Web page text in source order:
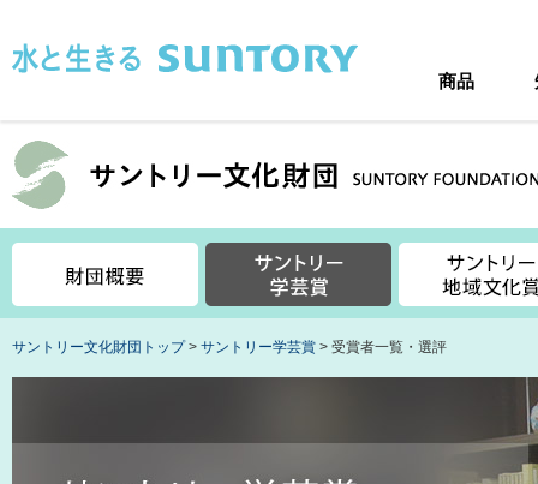
商品
サントリー文化財団トップ> サントリー学芸賞 > 受賞者一覧・選評